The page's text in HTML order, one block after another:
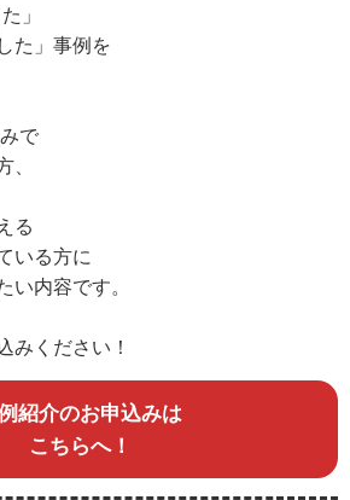
」
た」事例を
で
、
る
いる方に
い内容です。
みください！
紹介のお申込みは
こちらへ！